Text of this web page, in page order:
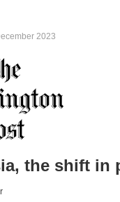
2023
the shift in